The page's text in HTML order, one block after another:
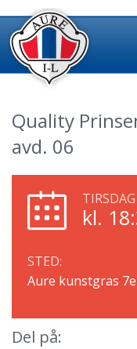
Quality
avd. 06
kl.
STED:
Aure kunstgras
Del på: